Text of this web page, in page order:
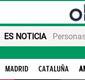
ES NOTICIA
MADRID CATALUÑA